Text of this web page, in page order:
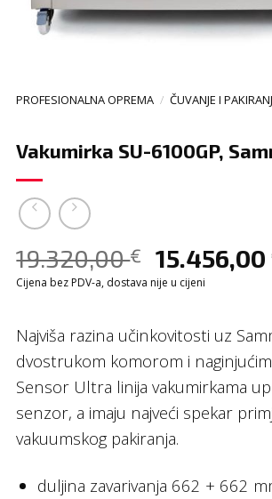
PROFESIONALNA OPREMA / ČUVANJE I
Vakumirka SU-6100GP,
19.320,00€ 15.456,00
Cijena bez PDV-a, dostava nije u cijeni
Najviša razina učinkovitosti uz
dvostrukom komorom i
Sensor Ultra linija vakumirkama
senzor, a imaju najveći spekar
vakuumskog pakiranja.
duljina zavarivanja 662 + 662